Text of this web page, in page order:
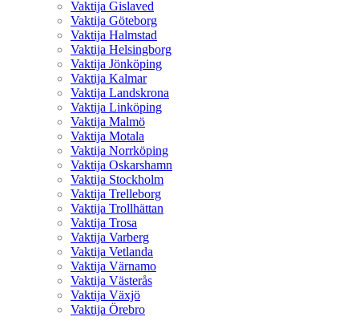
Vaktija Gislaved
Vaktija Göteborg
Vaktija Halmstad
Vaktija Helsingborg
Vaktija Jönköping
Vaktija Kalmar
Vaktija Landskrona
Vaktija Linköping
Vaktija Malmö
Vaktija Motala
Vaktija Norrköping
Vaktija Oskarshamn
Vaktija Stockholm
Vaktija Trelleborg
Vaktija Trollhättan
Vaktija Trosa
Vaktija Varberg
Vaktija Vetlanda
Vaktija Värnamo
Vaktija Västerås
Vaktija Växjö
Vaktija Örebro